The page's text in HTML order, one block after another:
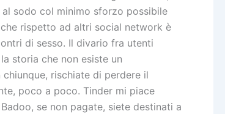
sodo col minimo sforzo possibile
rispetto ad altri social network è
di sesso. Il divario fra utenti
storia che non esiste un
rischiate di perdere il
poco a poco. Tinder mi piace
se non pagate, siete destinati a